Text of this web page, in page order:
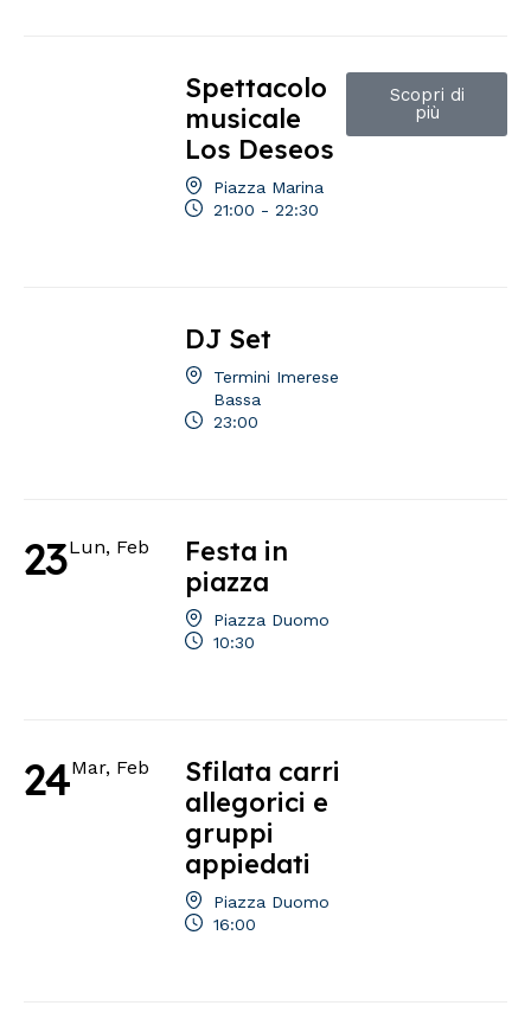
Spettacolo
musicale
Los Deseos
Piazza Marina
21:00 - 22:30
Scopri di
più
DJ Set
Termini Imerese
Bassa
23:00
23Lun, Feb
Festa in
piazza
Piazza Duomo
10:30
24Mar, Feb
Sfilata carri
allegorici e
gruppi
appiedati
Piazza Duomo
16:00